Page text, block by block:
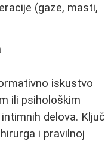
(gaze, masti,
iskustvo
ili psihološkim
delova. Ključ
i pravilnoj